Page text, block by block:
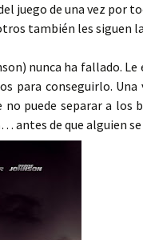
juego de una vez por
también les siguen
nunca ha fallado. Le
para conseguirlo. Una
puede separar a los
antes de que alguien